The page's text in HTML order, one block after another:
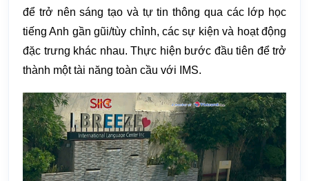
để trở nên sáng tạo và tự tin thông qua các lớp học
tiếng Anh gần gũi/tùy chỉnh, các sự kiện và hoạt động
đặc trưng khác nhau. Thực hiện bước đầu tiên để trở
thành một tài năng toàn cầu với IMS.